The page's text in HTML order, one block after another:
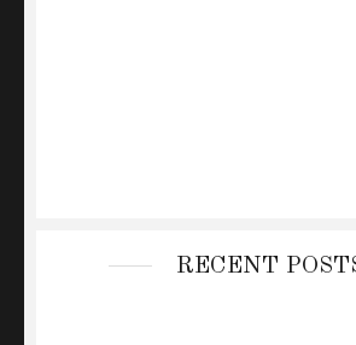
RECENT